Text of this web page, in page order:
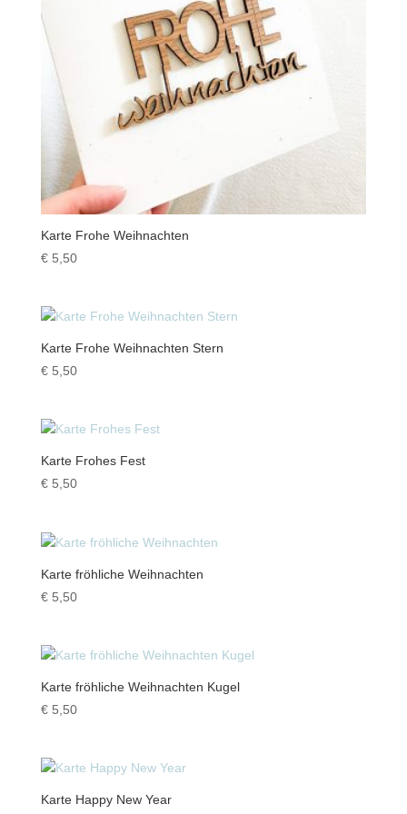
Karte Frohe Weihnachten
€5,50
Karte Frohe Weihnachten Stern
€5,50
Karte Frohes Fest
€5,50
Karte fröhliche Weihnachten
€5,50
Karte fröhliche Weihnachten Kugel
€5,50
Karte Happy New Year